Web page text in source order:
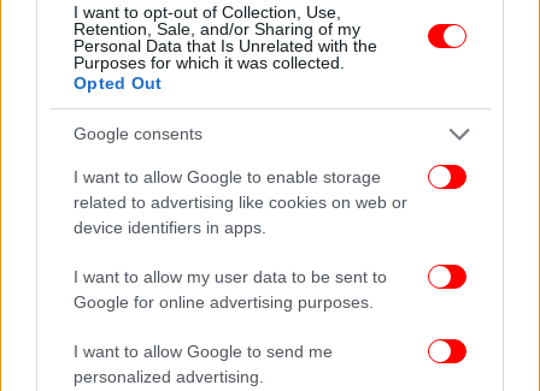
I want to opt-out of Collection, Use,
Retention, Sale, and/or Sharing of my
Personal Data that Is Unrelated with the
Purposes for which it was collected.
Opted Out
Google consents
I want to allow Google to enable storage
related to advertising like cookies on web or
device identifiers in apps.
I want to allow my user data to be sent to
Google for online advertising purposes.
I want to allow Google to send me
personalized advertising.